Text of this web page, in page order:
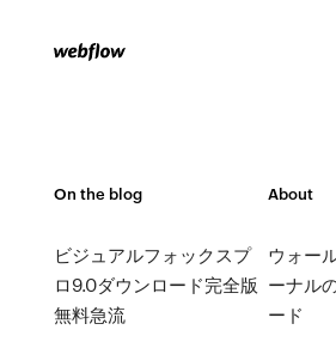
On the blog
ビジュアルフォックスプ
ロ9.0ダウンロード完全版
無料急流
About
ウォー
ーナル
ード